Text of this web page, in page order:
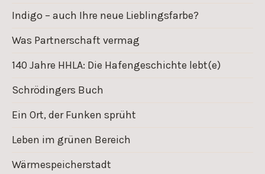
Indigo – auch Ihre neue Lieblingsfarbe?
Was Partnerschaft vermag
140 Jahre HHLA: Die Hafengeschichte lebt(e)
Schrödingers Buch
Ein Ort, der Funken sprüht
Leben im grünen Bereich
Wärmespeicherstadt